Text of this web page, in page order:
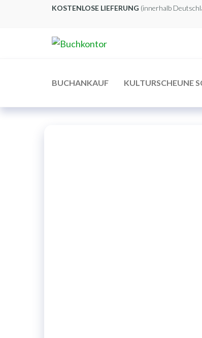
KOSTENLOSE LIEFERUNG (innerhalb
BUCHANKAUF KULTURSCHEUNE